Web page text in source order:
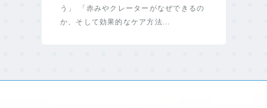
う」 「赤みやクレーターがなぜできるの
か、そして効果的なケア方法...